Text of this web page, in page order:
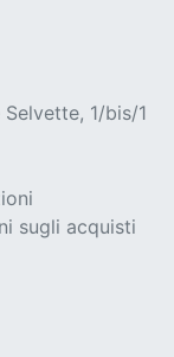
1/bis/1
sugli acquisti